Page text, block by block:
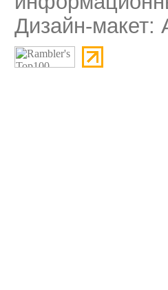
Дизайн-макет: